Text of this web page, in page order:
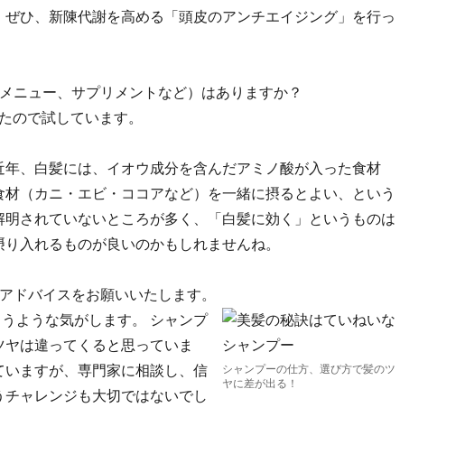
ひ、新陳代謝を高める「頭皮のアンチエイジング」を行っ
ニュー、サプリメントなど）はありますか？
ので試しています。
、白髪には、イオウ成分を含んだアミノ酸が入った食材
（カニ・エビ・ココアなど）を一緒に摂るとよい、という
されていないところが多く、「白髪に効く」というものは
入れるものが良いのかもしれませんね。
ドバイスをお願いいたします。
シャンプーの仕方、選び方で髪のツ
ヤに差が出る！
ような気がします。 シャンプ
は違ってくると思っていま
ますが、専門家に相談し、信
ャレンジも大切ではないでし